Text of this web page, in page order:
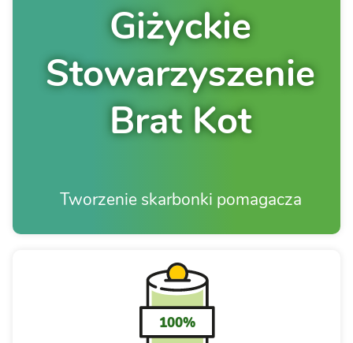
Giżyckie
Stowarzyszenie
Brat Kot
Tworzenie skarbonki pomagacza
100%